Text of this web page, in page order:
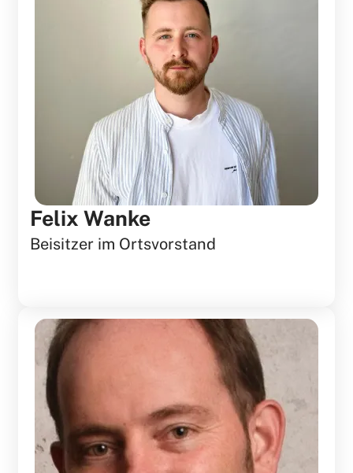
Felix Wanke
Beisitzer im Ortsvorstand